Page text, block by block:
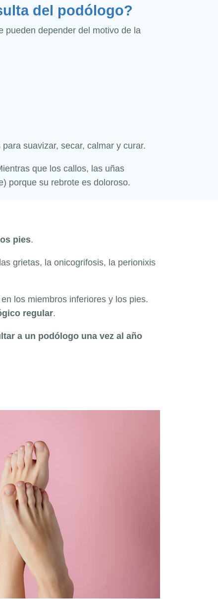
del podólogo?
pueden depender del motivo de la
suavizar, secar, calmar y curar.
que los callos, las uñas
porque su rebrote es doloroso.
pies.
grietas, la onicogrifosis, la perionixis
los miembros inferiores y los pies.
regular.
a un podólogo una vez al año